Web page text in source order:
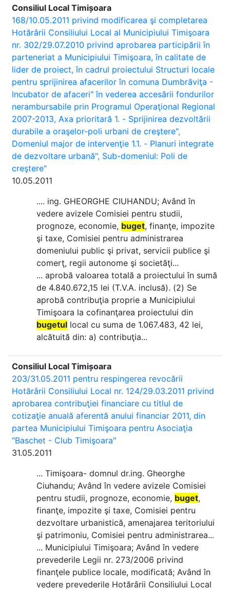
Consiliul Local Timișoara
168/10.05.2011 privind modificarea şi completarea
Hotărârii Consiliului Local al Municipiului Timişoara
nr. 302/29.07.2010 privind aprobarea participării în
parteneriat a Municipiului Timişoara, în calitate de
lider de proiect, în cadrul proiectului Structuri locale
pentru sprijinirea afacerilor în comuna Dumbrăviţa -
Incubator de afaceri" în vederea accesării fondurilor
nerambursabile prin Programul Operaţional Regional
2007-2013, Axa prioritară 1. - Sprijinirea dezvoltării
durabile a oraşelor-poli urbani de creştere",
Domeniul major de intervenţie 1.1. - Planuri integrate
de dezvoltare urbană", Sub-domeniul: Poli de
creştere"
10.05.2011
.... ing. GHEORGHE CIUHANDU; Având în
vedere avizele Comisiei pentru studii,
prognoze, economie, buget, finanţe, impozite
şi taxe, Comisiei pentru administrarea
domeniului public şi privat, servicii publice şi
comerţ, regii autonome şi societăţi...
... aprobă valoarea totală a proiectului în sumă
de 4.840.672,15 lei (T.V.A. inclusă). (2) Se
aprobă contribuţia proprie a Municipiului
Timişoara la cofinanţarea proiectului din
bugetul local cu suma de 1.067.483, 42 lei,
alcătuită din: a) contribuţia...
Consiliul Local Timișoara
203/31.05.2011 pentru respingerea revocării
Hotărârii Consiliului Local nr. 124/29.03.2011 privind
aprobarea contribuţiei financiare cu titlul de
cotizaţie anuală aferentă anului financiar 2011, din
partea Municipiului Timişoara pentru Asociaţia
"Baschet - Club Timişoara"
31.05.2011
... Timişoara- domnul dr.ing. Gheorghe
Ciuhandu; Având în vedere avizele Comisiei
pentru studii, prognoze, economie, buget,
finanţe, impozite şi taxe, Comisiei pentru
dezvoltare urbanistică, amenajarea teritoriului
şi patrimoniu, Comisiei pentru administrarea...
... Municipiului Timişoara; Având în vedere
prevederile Legii nr. 273/2006 privind
finanţele publice locale, modificată; Având în
vedere prevederile Hotărârii Consiliului Local